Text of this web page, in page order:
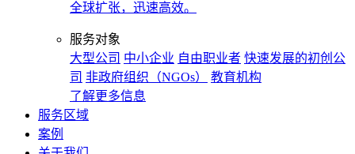
全球扩张，迅速高效。
服务对象
大型公司 中小企业 自由职业者 快速发展的初创公
司 非政府组织（NGOs）
教育机构
了解更多信息
服务区域
案例